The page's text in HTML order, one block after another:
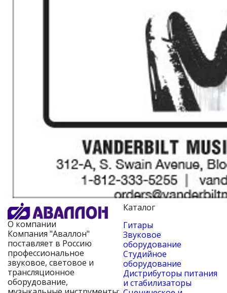
О компании
Компания "Аваллон"
поставляет в Россию
профессиональное
звуковое, световое и
трансляционное
оборудование,
Каталог
Гитары
Звуковое
оборудование
Студийное
оборудование
Дистрибуторы питания
и стабилизаторы